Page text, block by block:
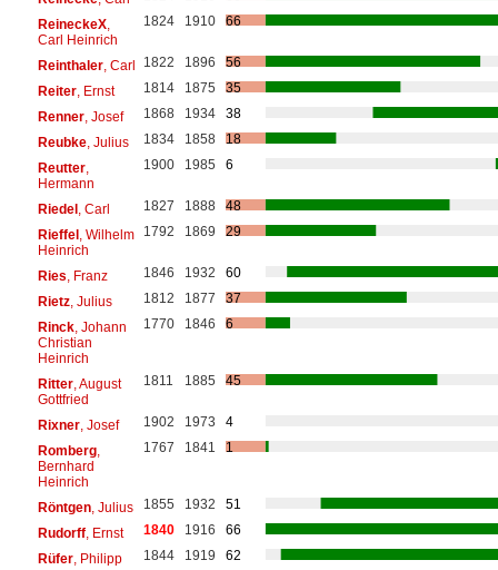
ReineckeX,
Carl Heinrich
1824 1910 66
Reinthaler, Carl 1822 1896
56
Reiter, Ernst 1814 1875
35
Renner, Josef 1868 1934
38
Reubke, Julius 1834 1858
18
Reutter,
Hermann
1900 1985 6
Riedel, Carl 1827 1888
48
Rieffel, Wilhelm
Heinrich
1792 1869 29
Ries , Franz 1846 1932
60
Rietz, Julius 1812 1877
37
Rinck, Johann
Christian
Heinrich
1770 1846 6
Ritter, August
Gottfried
1811 1885 45
Rixner, Josef 1902 1973
4
Romberg,
Bernhard
Heinrich
1767 1841 1
Röntgen, Julius 1855 1932
51
Rudorff, Ernst 1840 1916
66
Rüfer, Philipp 1844 1919
62